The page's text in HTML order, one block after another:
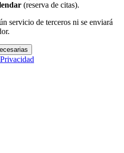
(reserva de citas).
servicio de terceros ni se enviará